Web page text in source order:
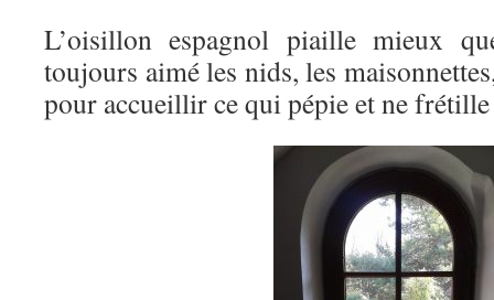
L’oisillon espagnol piaille mieux
toujours aimé les nids, les
pour accueillir ce qui pépie et ne